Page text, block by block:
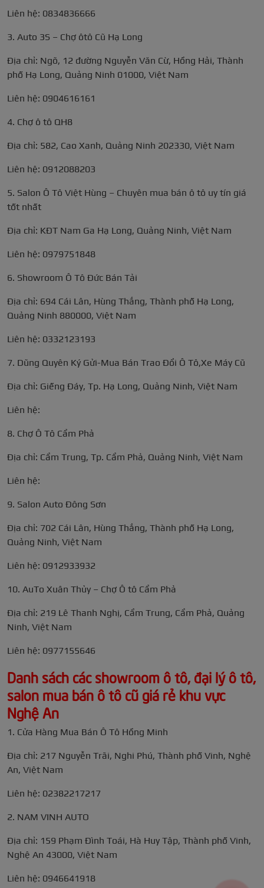
Liên hệ: 0834836666
3. Auto 3S – Chợ ôtô Cũ Hạ Long
Địa chỉ: Ngõ, 12 đường Nguyễn Văn Cừ, Hồng Hải, Thành
phố Hạ Long, Quảng Ninh 01000, Việt Nam
Liên hệ: 0904616161
4. Chợ ô tô QH8
Địa chỉ: 582, Cao Xanh, Quảng Ninh 202330, Việt Nam
Liên hệ: 0912088203
5. Salon Ô Tô Việt Hùng – Chuyên mua bán ô tô uy tín giá
tốt nhất
Địa chỉ: KĐT Nam Ga Hạ Long, Quảng Ninh, Việt Nam
Liên hệ: 0979751848
6. Showroom Ô Tô Đức Bán Tải
Địa chỉ: 694 Cái Lân, Hùng Thắng, Thành phố Hạ Long,
Quảng Ninh 880000, Việt Nam
Liên hệ: 0332123193
7. Dũng Quyên Ký Gửi-Mua Bán Trao Đổi Ô Tô,Xe Máy Cũ
Địa chỉ: Giếng Đáy, Tp. Hạ Long, Quảng Ninh, Việt Nam
Liên hệ:
8. Chợ Ô Tô Cẩm Phả
Địa chỉ: Cẩm Trung, Tp. Cẩm Phả, Quảng Ninh, Việt Nam
Liên hệ:
9. Salon Auto Đông Sơn
Địa chỉ: 702 Cái Lân, Hùng Thắng, Thành phố Hạ Long,
Quảng Ninh, Việt Nam
Liên hệ: 0912933932
10. AuTo Xuân Thủy – Chợ Ô tô Cẩm Phả
Địa chỉ: 219 Lê Thanh Nghị, Cẩm Trung, Cẩm Phả, Quảng
Ninh, Việt Nam
Liên hệ: 0977155646
Danh sách các showroom ô tô, đại lý ô tô,
salon mua bán ô tô cũ giá rẻ khu vực
Nghệ An
1. Cửa Hàng Mua Bán Ô Tô Hồng Minh
Địa chỉ: 217 Nguyễn Trãi, Nghi Phú, Thành phố Vinh, Nghệ
An, Việt Nam
Liên hệ: 02382217217
2. NAM VINH AUTO
Địa chỉ: 159 Phạm Đình Toái, Hà Huy Tập, Thành phố Vinh,
Nghệ An 43000, Việt Nam
Liên hệ: 0946641918